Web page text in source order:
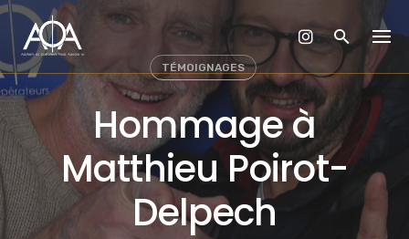
Skip
to
content
TÉMOIGNAGES
Hommage à
Matthieu Poirot-
Delpech